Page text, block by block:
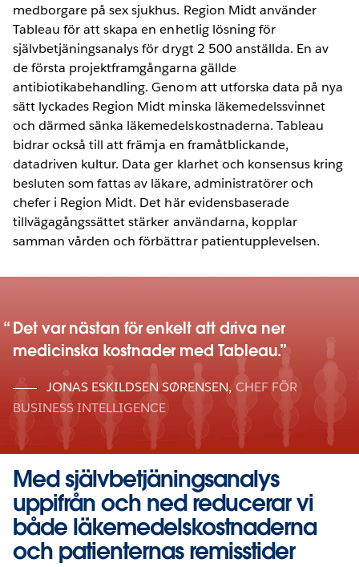
medborgare på sex sjukhus. Region Midt använder
Tableau för att skapa en enhetlig lösning för
självbetjäningsanalys för drygt 2 500 anställda. En av
de första projektframgångarna gällde
antibiotikabehandling. Genom att utforska data på nya
sätt lyckades Region Midt minska läkemedelssvinnet
och därmed sänka läkemedelskostnaderna. Tableau
bidrar också till att främja en framåtblickande,
datadriven kultur. Data ger klarhet och konsensus kring
besluten som fattas av läkare, administratörer och
chefer i Region Midt. Det här evidensbaserade
tillvägagångssättet stärker användarna, kopplar
samman vården och förbättrar patientupplevelsen.
Det var nästan för enkelt att driva ner
medicinska kostnader med Tableau.
JONAS ESKILDSEN SØRENSEN, CHEF FÖR
BUSINESS INTELLIGENCE
Med självbetjäningsanalys
uppifrån och ned reducerar vi
både läkemedelskostnaderna
och patienternas remisstider